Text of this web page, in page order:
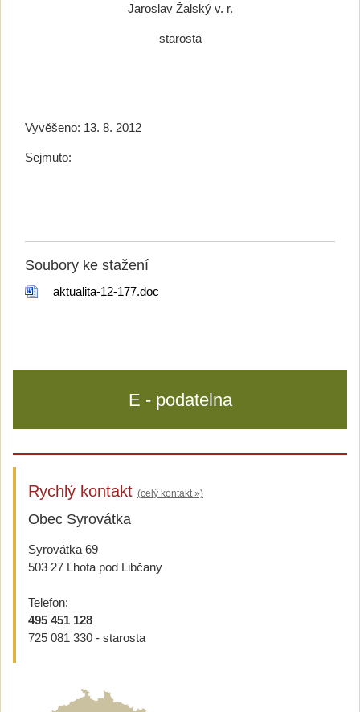
Jaroslav Žalský v. r.
starosta
Vyvěšeno: 13. 8. 2012
Sejmuto:
Soubory ke stažení
aktualita-12-177.doc
E - podatelna
Rychlý kontakt (celý kontakt »)
Obec Syrovátka
Syrovátka 69
503 27 Lhota pod Libčany
Telefon:
495 451 128
725 081 330 - starosta